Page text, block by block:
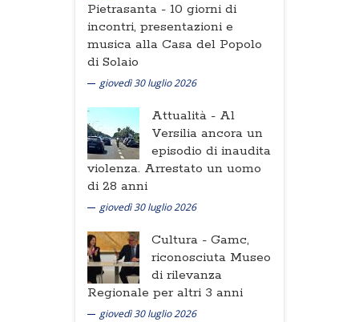
Pietrasanta - 10 giorni di
incontri, presentazioni e
musica alla Casa del Popolo
di Solaio
giovedì 30 luglio 2026
Attualità - Al
Versilia ancora un
episodio di inaudita
violenza. Arrestato un uomo
di 28 anni
giovedì 30 luglio 2026
Cultura - Gamc,
riconosciuta Museo
di rilevanza
Regionale per altri 3 anni
giovedì 30 luglio 2026